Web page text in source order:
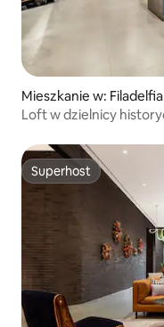
Mieszkanie w: Filadelfia
Loft w dzielnicy
Superhost
Superhost